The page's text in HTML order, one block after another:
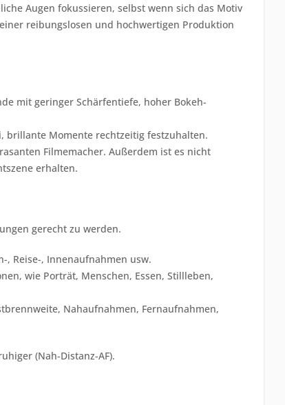
Augen fokussieren, selbst wenn sich das Motiv
reibungslosen und hochwertigen Produktion
mit geringer Schärfentiefe, hoher Bokeh-
brillante Momente rechtzeitig festzuhalten.
Filmemacher. Außerdem ist es nicht
erhalten.
gerecht zu werden.
, Reise-, Innenaufnahmen usw.
wie Porträt, Menschen, Essen, Stillleben,
Nahaufnahmen, Fernaufnahmen,
(Nah-Distanz-AF).